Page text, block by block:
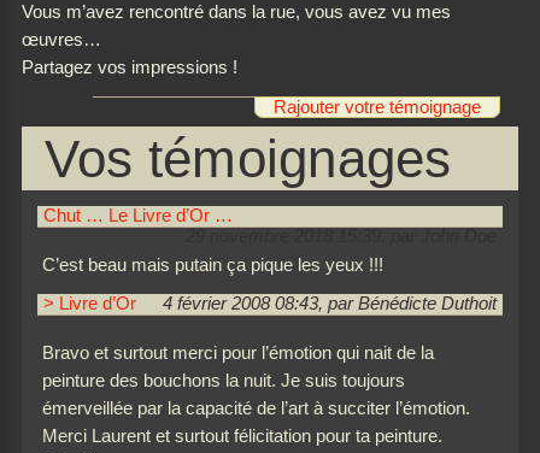
Vous m’avez rencontré dans la rue, vous avez vu mes
œuvres…
Partagez vos impressions !
Rajouter votre témoignage
Vos témoignages
Chut … Le Livre d’Or …
C’est beau mais putain ça pique les yeux !!!
> Livre d’Or 4 février 2008 08:43, par Bénédicte Duthoit
Bravo et surtout merci pour l’émotion qui nait de la
peinture des bouchons la nuit. Je suis toujours
émerveillée par la capacité de l’art à succiter l’émotion.
Merci Laurent et surtout félicitation pour ta peinture.